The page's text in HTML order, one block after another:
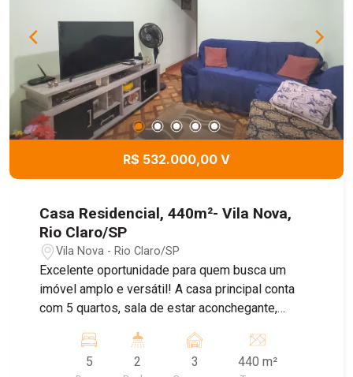
R$ 532.000,00 V
Casa Residencial, 440m²- Vila Nova,
Rio Claro/SP
Vila Nova - Rio Claro/SP
Excelente oportunidade para quem busca um
imóvel amplo e versátil! A casa principal conta
com 5 quartos, sala de estar aconchegante,
oferecendo conforto para toda a família. Nos
fundos, o imóvel possui uma segunda casa e
5 2 3 440 m²